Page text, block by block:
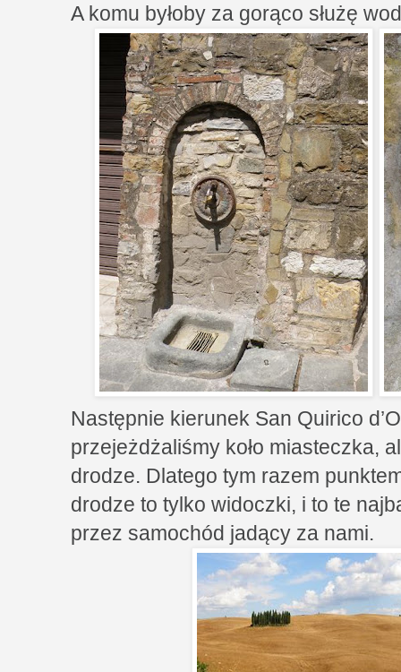
A komu byłoby za gorąco służę
Następnie kierunek San Quirico
przejeżdżaliśmy koło miasteczka,
drodze. Dlatego tym razem
drodze to tylko widoczki, i to te
przez samochód jadący za nami.